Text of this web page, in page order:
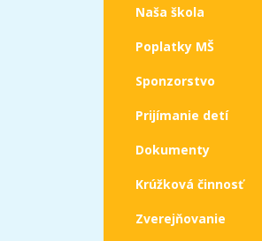
Naša škola
Poplatky MŠ
Sponzorstvo
Prijímanie detí
Dokumenty
Krúžková činnosť
Zverejňovanie